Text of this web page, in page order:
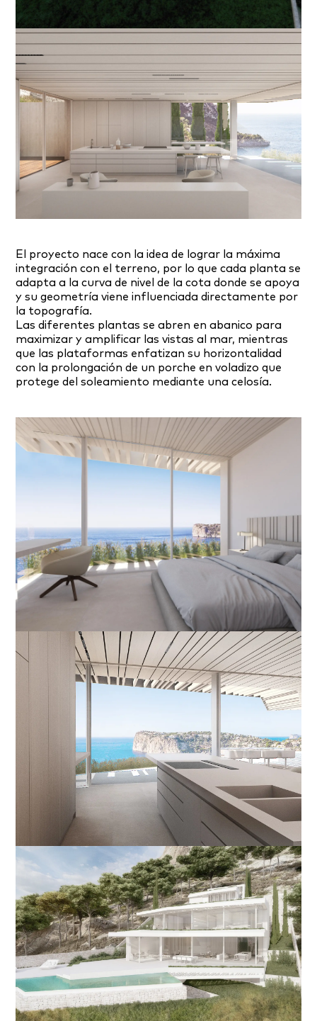
El proyecto nace con la idea de lograr la máxima
integración con el terreno, por lo que cada planta se
adapta a la curva de nivel de la cota donde se apoya
y su geometría viene influenciada directamente por
la topografía.
Las diferentes plantas se abren en abanico para
maximizar y amplificar las vistas al mar, mientras
que las plataformas enfatizan su horizontalidad
con la prolongación de un porche en voladizo que
protege del soleamiento mediante una celosía.